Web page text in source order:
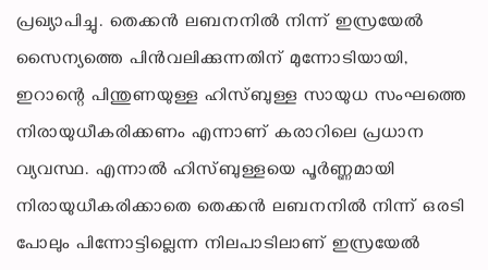
പ്രഖ്യാപിച്ചു. തെക്കന്‍ ലബനനില്‍ നിന്ന് ഇസ്രയേല്‍
സൈന്യത്തെ പിന്‍വലിക്കുന്നതിന് മുന്നോടിയായി,
ഇറാന്റെ പിന്തുണയുള്ള ഹിസ്ബുള്ള സായുധ സംഘത്തെ
നിരായുധീകരിക്കണം എന്നാണ് കരാറിലെ പ്രധാന
വ്യവസ്ഥ. എന്നാല്‍ ഹിസ്ബുള്ളയെ പൂര്‍ണ്ണമായി
നിരായുധീകരിക്കാതെ തെക്കന്‍ ലബനനില്‍ നിന്ന് ഒരടി
പോലും പിന്നോട്ടില്ലെന്ന നിലപാടിലാണ് ഇസ്രയേല്‍